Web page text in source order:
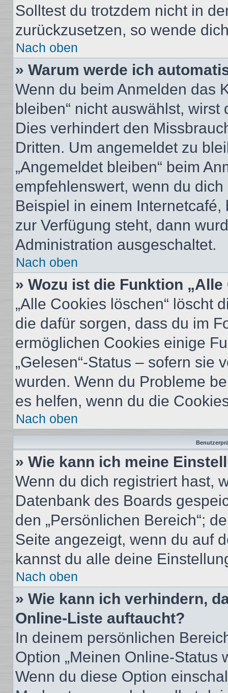
Solltest du trotzdem nicht in
zurückzusetzen, so wende
Nach oben
» Warum werde ich
Wenn du beim Anmelden das
bleiben“ nicht auswählst,
Dies verhindert den
Dritten. Um angemeldet zu
„Angemeldet bleiben“ beim
empfehlenswert, wenn du
Beispiel in einem
zur Verfügung steht, dann
Administration ausgeschaltet.
Nach oben
» Wozu ist die Funktion
„Alle Cookies löschen“ löscht
die dafür sorgen, dass du im
ermöglichen Cookies einige
„Gelesen“-Status – sofern sie
wurden. Wenn du Probleme
es helfen, wenn du die
Nach oben
» Wie kann ich meine
Wenn du dich registriert hast,
Datenbank des Boards
den „Persönlichen Bereich“;
Seite angezeigt, wenn du auf
kannst du alle deine
Nach oben
» Wie kann ich verhindern,
Online-Liste auftaucht?
In deinem persönlichen
Option „Meinen Online-Status
Wenn du diese Option